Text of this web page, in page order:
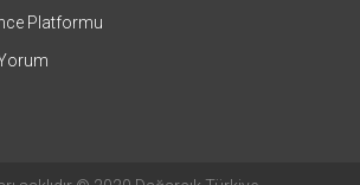
Platformu